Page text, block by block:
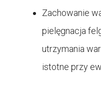
Zachowanie
pielęgnacja
utrzymania
istotne przy